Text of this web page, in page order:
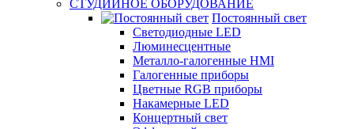
СТУДИЙНОЕ ОБОРУДОВАНИЕ
Постоянный свет
Светодиодные LED
Люминесцентные
Металло-галогенные HMI
Галогенные приборы
Цветные RGB приборы
Накамерные LED
Концертный свет